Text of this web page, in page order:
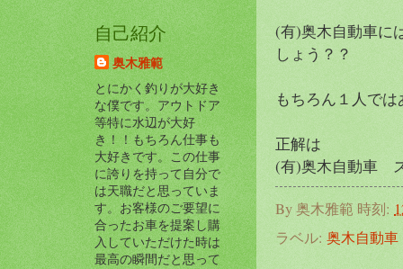
(有)奥木自動車に
しょう？？
もちろん１人で
正解は
(有)奥木自動車
By奥木雅範 時刻:
ラベル: 奥木自動車
自己紹介
奥木雅範
とにかく釣りが大好き
な僕です。アウトドア
等特に水辺が大好
き！！もちろん仕事も
大好きです。この仕事
に誇りを持って自分で
は天職だと思っていま
す。お客様のご要望に
合ったお車を提案し購
入していただけた時は
最高の瞬間だと思って